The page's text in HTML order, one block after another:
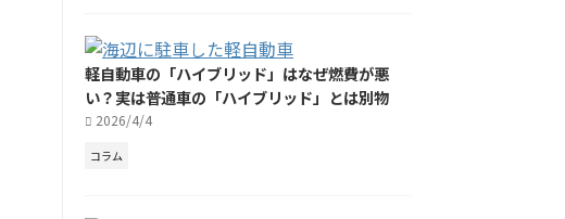
軽自動車の「ハイブリッド」はなぜ燃費が悪
い？実は普通車の「ハイブリッド」とは別物
2026/4/4
コラム